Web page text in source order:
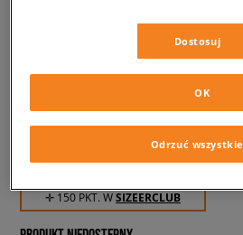
JORDAN T-SHIRT M J FLT MVP
JM SS CREW
149,99 zł z VAT
✛ 150 PKT. WSIZEERCLUB
Dostosuj
Odrzuć wszystkie
OK